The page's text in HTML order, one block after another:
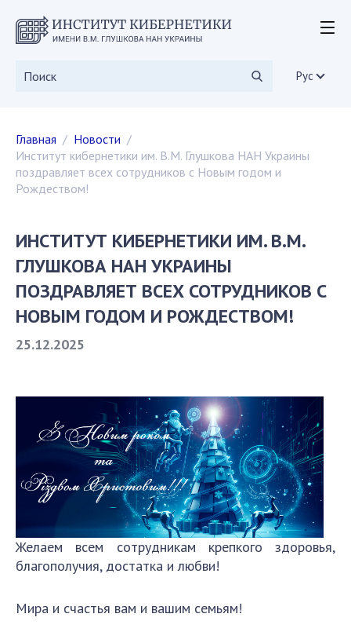
Рус
ОБ ИНСТИТУТЕ
мероприятия
Ученый совет
ученые советы
диссертационные советы
вакансии
государственные закупки
общественные организации
ИССЛЕДОВАНИЯ
важнейшие результаты
научные подразделения
Отделение компьютерных средств и систем
Научно-информационные подразделения
сотрудники
Абитуруентам
Главная
Новости
Институт кибернетики им. В.М. Глушкова НАН Украины
поздравляет всех сотрудников с Новым годом и
Рождеством!
ИНСТИТУТ КИБЕРНЕТИКИ ИМ. В.М.
ГЛУШКОВА НАН УКРАИНЫ
ПОЗДРАВЛЯЕТ ВСЕХ СОТРУДНИКОВ С
НОВЫМ ГОДОМ И РОЖДЕСТВОМ!
25.12.2025
Желаем всем сотрудникам крепкого здоровья,
благополучия, достатка и любви!
Мира и счастья вам и вашим семьям!